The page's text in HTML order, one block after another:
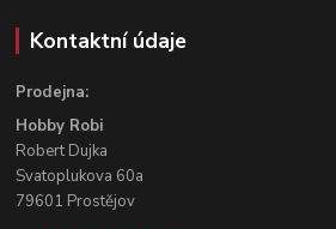
Kontaktní údaje
Prodejna:
Hobby Robi
Robert Dujka
Svatoplukova 60a
79601 Prostějov